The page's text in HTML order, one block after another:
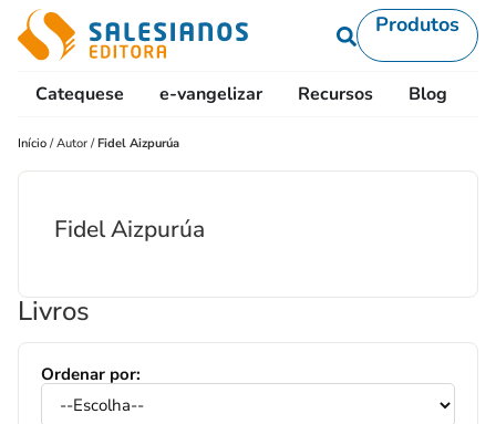
Produtos
Catequese e-vangelizar Recursos Blog
Início /Autor /Fidel Aizpurúa
Fidel Aizpurúa
Livros
Ordenar por: